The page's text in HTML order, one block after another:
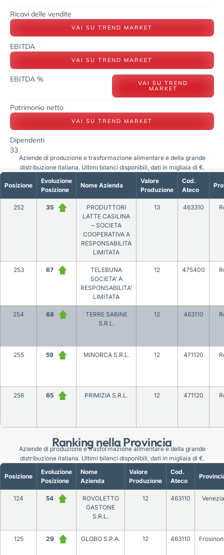
Ricavi delle vendite
VAI SU TREND MARKET
EBITDA
VAI SU TREND MARKET
EBITDA % VAI SU TREND
MARKET
Patrimonio netto
VAI SU TREND MARKET
Dipendenti
33
Ranking nella Provincia
Posizione
Evoluzione
Posizione
Nome Azienda
Valore
Produzione
Cod.
Ateco
252 35
PRODUTTORI
LATTE CASILINA
– SOCIETA
COOPERATIVA A
RESPONSABILITA
LIMITATA
13 463310
253 67
TELEBUNA
SOCIETA’ A
RESPONSABILITA’
LIMITATA
12 475400
254 68
TERRE SABINE
S.R.L.
12 463110
255 59 MINORCA S.R.L. 12 471120
256 65 PRIMIZIA S.R.L. 12 471120
Aziende di produzione e trasformazione alimentare e della grande
distribuzione italiana. Ultimi bilanci disponibili, dati in migliaia di €.
Posizione
Evoluzione
Posizione
Nome
Azienda
Valore
Produzione
Cod.
Ateco
124 54
ROVOLETTO
GASTONE
S.R.L.
12 463110 Venezia
125 29 GLOBO S.P.A. 12 463110
Aziende di produzione e trasformazione alimentare e della grande
distribuzione italiana. Ultimi bilanci disponibili, dati in migliaia di €.